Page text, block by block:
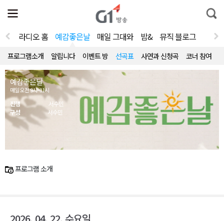
전
체
뉴
열
통
합
라디오 홈 예감좋은날 매일 그대와 밤& 뮤직 블로그
프로그램소개 알립니다 이벤트 방 선곡표 사연과 신청곡 코너 참여
예감좋은날
매일 오전 9시~11시
진행
서수민
구성
서수민
프로그램 소개